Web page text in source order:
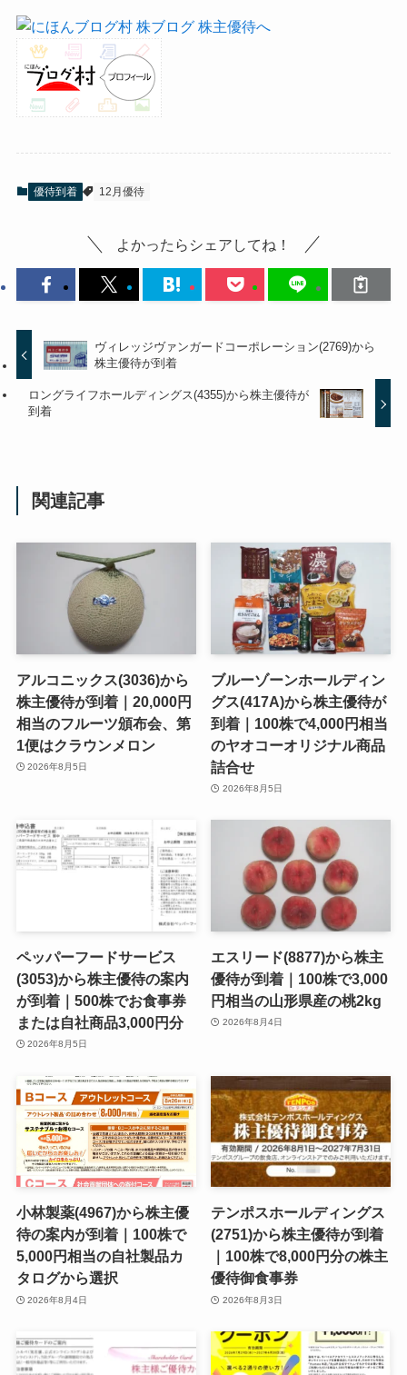
優待到着 12月優待
よかったらシェアしてね！
ヴィレッジヴァンガードコーポレーション(2769)から
株主優待が到着
ロングライフホールディングス(4355)から株主優待が
到着
関連記事
アルコニックス(3036)から
株主優待が到着｜20,000円
相当のフルーツ頒布会、第
1便はクラウンメロン
2026年8月5日
ブルーゾーンホールディン
グス(417A)から株主優待が
到着｜100株で4,000円相当
のヤオコーオリジナル商品
詰合せ
2026年8月5日
ペッパーフードサービス
(3053)から株主優待の案内
が到着｜500株でお食事券
または自社商品3,000円分
2026年8月5日
エスリード(8877)から株主
優待が到着｜100株で3,000
円相当の山形県産の桃2kg
2026年8月4日
小林製薬(4967)から株主優
待の案内が到着｜100株で
5,000円相当の自社製品カ
タログから選択
2026年8月4日
テンポスホールディングス
(2751)から株主優待が到着
｜100株で8,000円分の株主
優待御食事券
2026年8月3日